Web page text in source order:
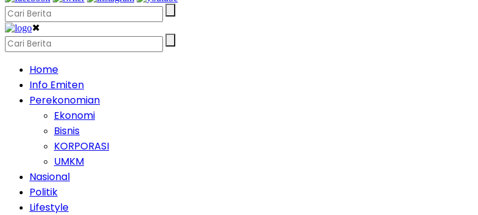
✖
Home
Info Emiten
Perekonomian
Ekonomi
Bisnis
KORPORASI
UMKM
Nasional
Politik
Lifestyle